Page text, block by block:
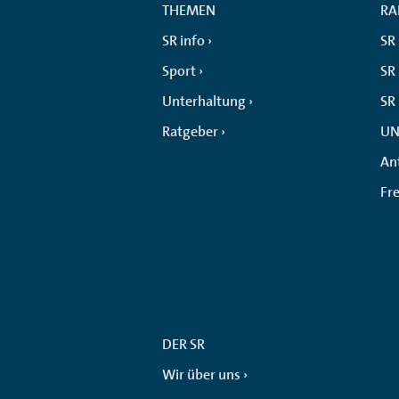
THEMEN
SR info
Sport
Unterhaltung
Ratgeber
DER SR
Wir über uns